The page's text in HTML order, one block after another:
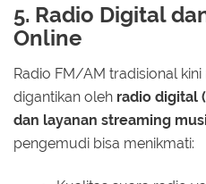
5. Radio Digital
Online
Radio FM/AM tradisional
digantikan oleh radio digital
dan layanan streaming
pengemudi bisa menikmati: